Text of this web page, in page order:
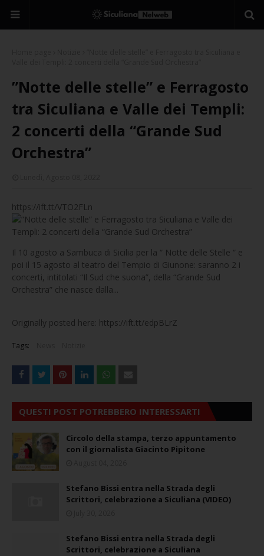
”Notte delle stelle” e Ferragosto
tra Siculiana e Valle dei Templi:
2 concerti della “Grande Sud
Orchestra”
https://ift.tt/VTO2FLn
Il 10 agosto a Sambuca di Sicilia per la “ Notte delle Stelle “ e
poi il 15 agosto al teatro del Tempio di Giunone: saranno 2 i
concerti, intitolati “Il Sud che suona”, della “Grande Sud
Orchestra” che nasce dalla...
Originally posted here: https://ift.tt/edpBLrZ
Tags:
QUESTI POST POTREBBERO INTERESSARTI
Circolo della stampa, terzo appuntamento
con il giornalista Giacinto Pipitone
Stefano Bissi entra nella Strada degli
Scrittori, celebrazione a Siculiana (VIDEO)
Stefano Bissi entra nella Strada degli
Scrittori, celebrazione a Siculiana